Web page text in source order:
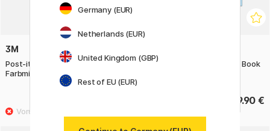
3M
Post-it Super Sticky 76x76
Farbmix Oasis 5er-Pack
American Graffiti Coloring Book
9.90 €
Germany (EUR)
Netherlands (EUR)
United Kingdom (GBP)
Rest of EU (EUR)